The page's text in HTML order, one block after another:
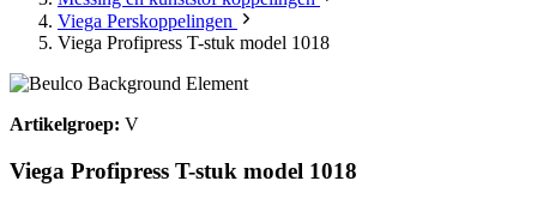
Viega Perskoppelingen
Viega Profipress T-stuk model 1018
Artikelgroep: V
Viega Profipress T-stuk model 1018